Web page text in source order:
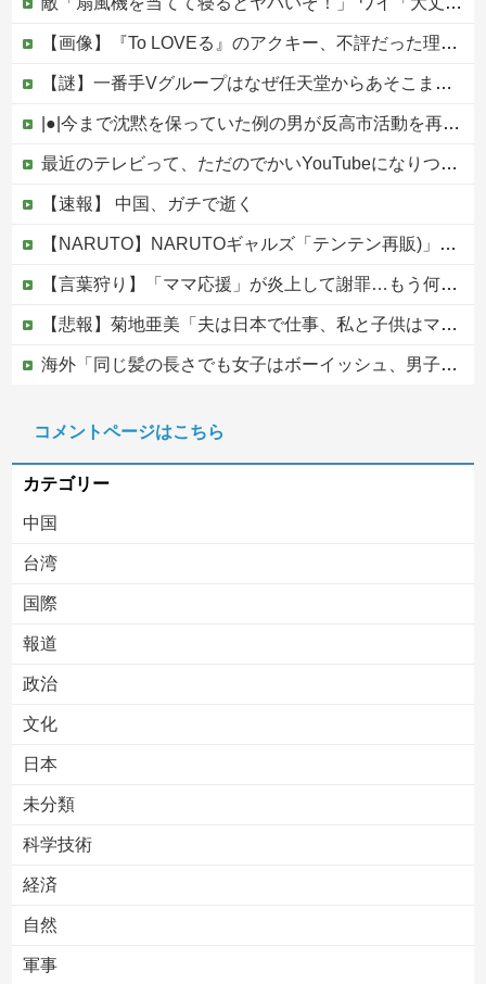
【画像】『To LOVEる』のアクキー、不評だった理由が明確すぎる
【謎】一番手Vグループはなぜ任天堂からあそこまで寵愛されるんだ？
|●|今まで沈黙を保っていた例の男が反高市活動を再開した模様、財務省を手を組んでの返り咲きが狙いか？
最近のテレビって、ただのでかいYouTubeになりつつあるよな他
【速報】 中国、ガチで逝く
【NARUTO】NARUTOギャルズ「テンテン再販)」フィギュア【明日予約開始】
【言葉狩り】「ママ応援」が炎上して謝罪…もう何も言えない
【悲報】菊地亜美「夫は日本で仕事、私と子供はマレーシア、夫は毎月会いに来る」←これどう思う？
海外「同じ髪の長さでも女子はボーイッシュ、男子は女っぽい扱いになる」呼び名が逆転する境界線あるある…？
【移民政策反対】イオンの売り場で唐揚げを食う中国人の子供
コメントページはこちら
カテゴリー
中国
台湾
国際
報道
政治
文化
日本
未分類
科学技術
経済
自然
軍事